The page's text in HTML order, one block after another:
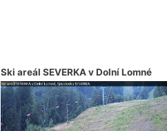
Ski areál SEVERKA v Dolní Lomné